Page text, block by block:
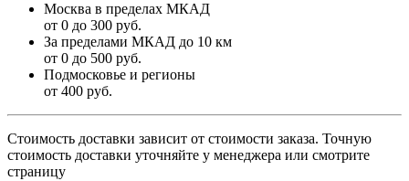
Москва в пределах МКАД
от 0 до 300 руб.
За пределами МКАД до 10 км
от 0 до 500 руб.
Подмосковье и регионы
от 400 руб.
Стоимость доставки зависит от стоимости заказа. Точную
стоимость доставки уточняйте у менеджера или смотрите
страницу